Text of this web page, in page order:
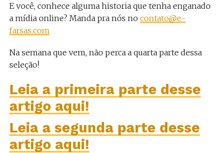
E você, conhece alguma historia que tenha enganado
a mídia online? Manda pra nós no contato@e-
farsas.com
Na semana que vem, não perca a quarta parte dessa
seleção!
Leia a primeira parte desse
artigo aqui!
Leia a segunda parte desse
artigo aqui!